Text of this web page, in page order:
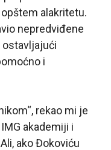
alakritetu.
nepredviđene
ostavljajući
i
rekao mi je
akademiji i
ako Đokoviću